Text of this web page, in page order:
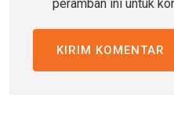
peramban ini untuk